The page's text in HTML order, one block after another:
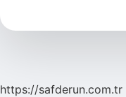
Ne
https://safderun.com.tr